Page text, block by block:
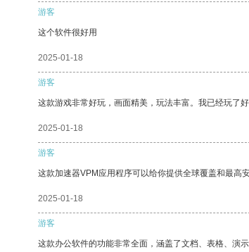
游客
这个软件很好用
2025-01-18
游客
这款游戏非常好玩，画面精美，玩法丰富。我已经玩了
2025-01-18
游客
这款加速器VPM应用程序可以给你提供全球覆盖和最高安
2025-01-18
游客
这款办公软件的功能非常全面，涵盖了文档、表格、演